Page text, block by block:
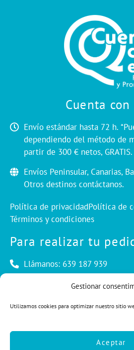
Gestionar
Utilizamos cookies para optimizar nuestro sitio
Aceptar
Cuenta
Envío estándar hasta 72 h.
dependiendo del método de
partir de 300 € netos, GRATIS.
Envíos Peninsular, Canarias,
Otros destinos contáctanos.
Política de privacidadPolítica de
Términos y condiciones
Para realizar tu
Llámanos: 639 187 939
Envíanos un mail:
info@cuentaconello.com